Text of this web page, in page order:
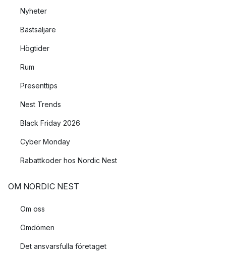
Nyheter
Bästsäljare
Högtider
Rum
Presenttips
Nest Trends
Black Friday 2026
Cyber Monday
Rabattkoder hos Nordic Nest
OM NORDIC NEST
Om oss
Omdömen
Det ansvarsfulla företaget